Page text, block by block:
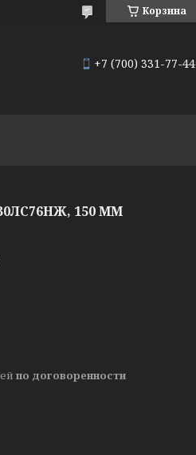
Корзина
+7 (700) 331-77-44
150 ММ
по договоренности